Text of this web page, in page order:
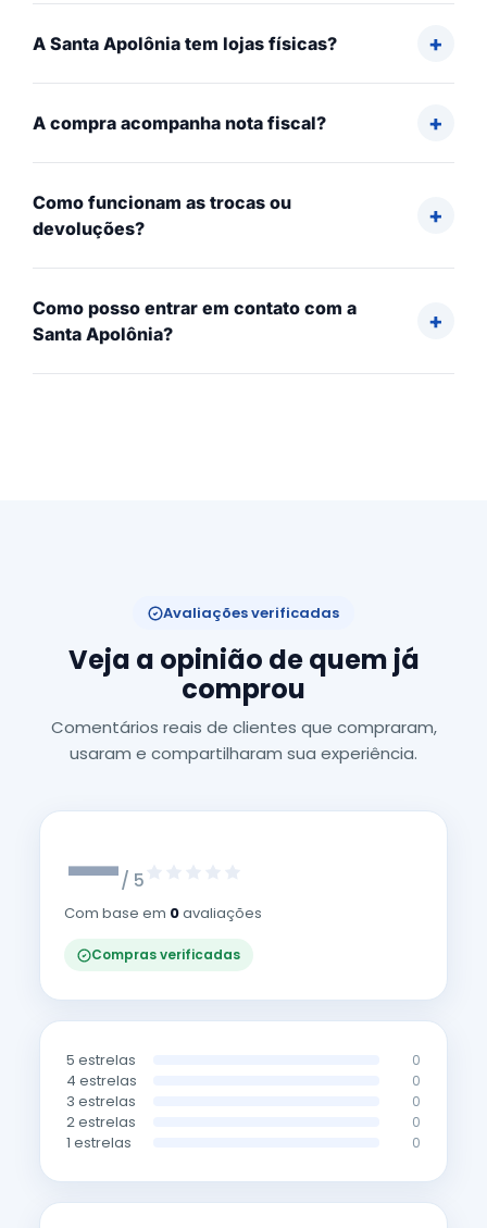
A Santa Apolônia tem lojas físicas?
A compra acompanha nota fiscal?
Como funcionam as trocas ou
devoluções?
Como posso entrar em contato com a
Santa Apolônia?
Avaliações verificadas
Veja a opinião de quem já
comprou
Comentários reais de clientes que compraram,
usaram e compartilharam sua experiência.
—/ 5
Com base em 0avaliações
Compras verificadas
5 estrelas 0
4 estrelas 0
3 estrelas 0
2 estrelas 0
1 estrelas 0